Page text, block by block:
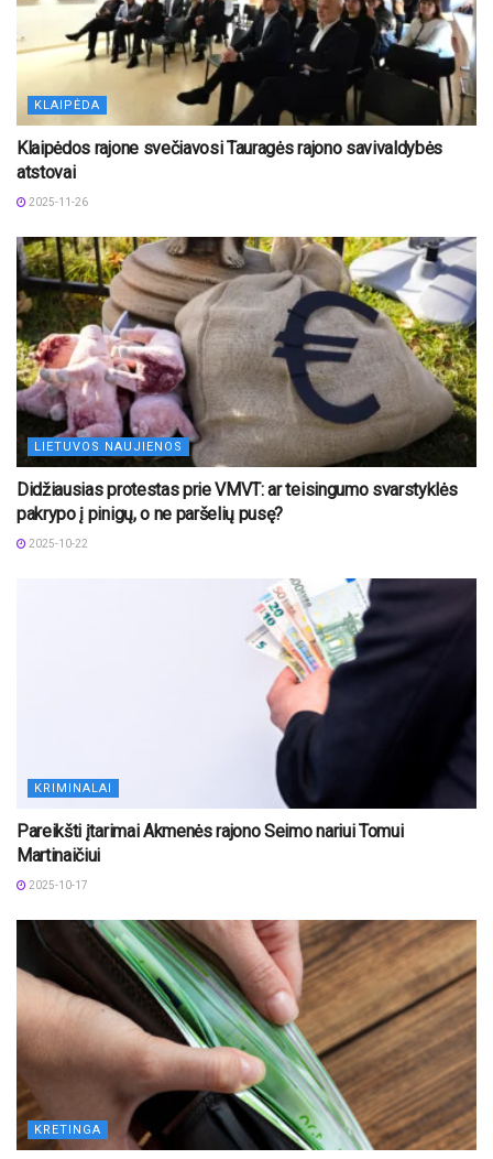
KLAIPĖDA
Klaipėdos rajone svečiavosi Tauragės rajono savivaldybės
atstovai
2025-11-26
LIETUVOS NAUJIENOS
Didžiausias protestas prie VMVT: ar teisingumo svarstyklės
pakrypo į pinigų, o ne paršelių pusę?
2025-10-22
KRIMINALAI
Pareikšti įtarimai Akmenės rajono Seimo nariui Tomui
Martinaičiui
2025-10-17
KRETINGA